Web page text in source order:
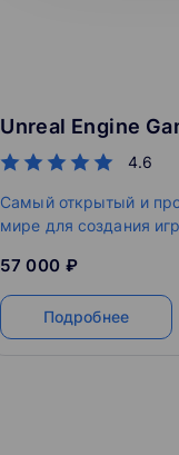
4.6
Самый открытый и
мире для создания
игру.
57 000 ₽
Подробнее